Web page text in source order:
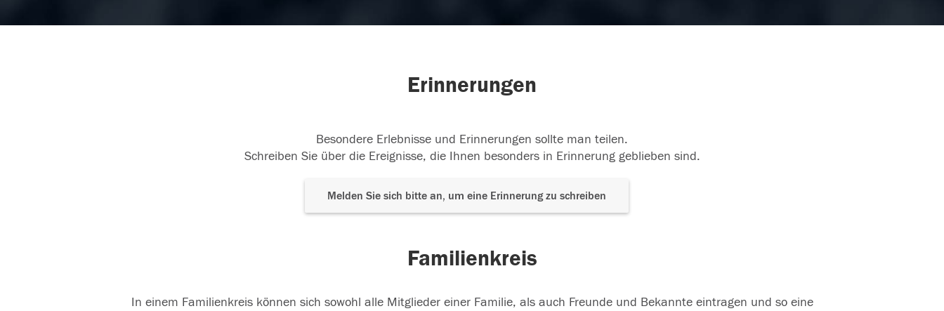
Erinnerungen
Besondere Erlebnisse und Erinnerungen sollte man teilen.
Schreiben Sie über die Ereignisse, die Ihnen besonders in Erinnerung geblieben sind.
Melden Sie sich bitte an, um eine Erinnerung zu schreiben
Familienkreis
In einem Familienkreis können sich sowohl alle Mitglieder einer Familie, als auch Freunde und Bekannte eintragen und so eine